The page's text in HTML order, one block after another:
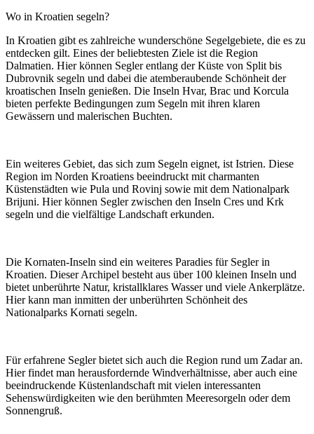
Wo in Kroatien segeln?
In Kroatien gibt es zahlreiche wunderschöne Segelgebiete, die es zu
entdecken gilt. Eines der beliebtesten Ziele ist die Region
Dalmatien. Hier können Segler entlang der Küste von Split bis
Dubrovnik segeln und dabei die atemberaubende Schönheit der
kroatischen Inseln genießen. Die Inseln Hvar, Brac und Korcula
bieten perfekte Bedingungen zum Segeln mit ihren klaren
Gewässern und malerischen Buchten.
Ein weiteres Gebiet, das sich zum Segeln eignet, ist Istrien. Diese
Region im Norden Kroatiens beeindruckt mit charmanten
Küstenstädten wie Pula und Rovinj sowie mit dem Nationalpark
Brijuni. Hier können Segler zwischen den Inseln Cres und Krk
segeln und die vielfältige Landschaft erkunden.
Die Kornaten-Inseln sind ein weiteres Paradies für Segler in
Kroatien. Dieser Archipel besteht aus über 100 kleinen Inseln und
bietet unberührte Natur, kristallklares Wasser und viele Ankerplätze.
Hier kann man inmitten der unberührten Schönheit des
Nationalparks Kornati segeln.
Für erfahrene Segler bietet sich auch die Region rund um Zadar an.
Hier findet man herausfordernde Windverhältnisse, aber auch eine
beeindruckende Küstenlandschaft mit vielen interessanten
Sehenswürdigkeiten wie den berühmten Meeresorgeln oder dem
Sonnengruß.